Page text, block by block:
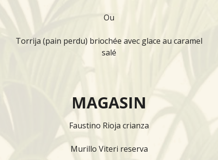
Ou
Torrija (pain perdu) briochée avec glace au caramel
salé
MAGASIN
Faustino Rioja crianza
Murillo Viteri reserva